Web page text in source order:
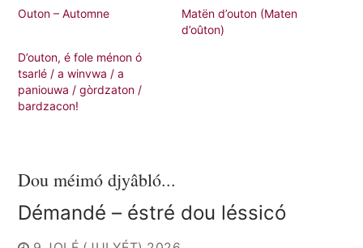
Outon – Automne
Matën d’outon (Maten
d’oûton)
D’outon, é fole ménon ó
tsarlé / a winvwa / a
paniouwa / gòrdzaton /
bardzacon!
Dou méimó djyâbló...
Démandé – éstré dou léssicó